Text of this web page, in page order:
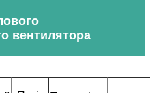
вентилятора